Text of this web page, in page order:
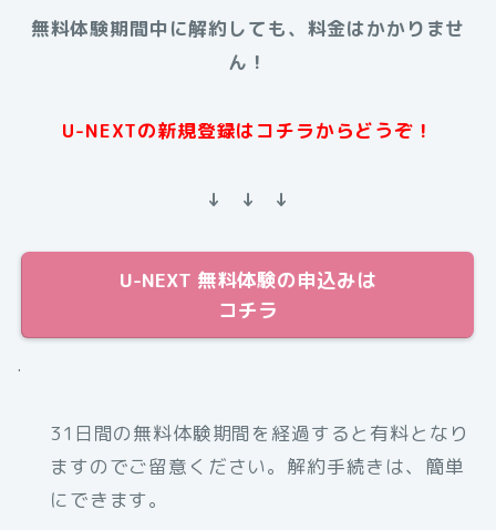
無料体験期間中に解約しても、料金はかかりませ
ん！
U-NEXTの新規登録はコチラからどうぞ！
↓ ↓ ↓
U-NEXT 無料体験の申込みは
コチラ
.
31日間の無料体験期間を経過すると有料となり
ますのでご留意ください。解約手続きは、簡単
にできます。